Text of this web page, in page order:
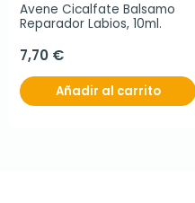
Avene Cicalfate Balsamo
Reparador Labios, 10ml.
7,70 €
Añadir al carrito